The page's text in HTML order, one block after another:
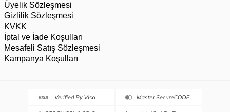
Üyelik Sözleşmesi
Gizlilik Sözleşmesi
KVKK
İptal ve İade Koşulları
Mesafeli Satış Sözleşmesi
Kampanya Koşulları